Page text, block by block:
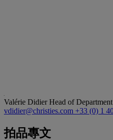
Valérie DidierHead of Department
vdidier@christies.com +33 (0) 1
拍品專文